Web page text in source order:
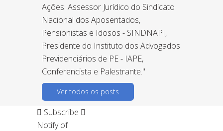
Ações. Assessor Jurídico do Sindicato
Nacional dos Aposentados,
Pensionistas e Idosos - SINDNAPI,
Presidente do Instituto dos Advogados
Previdenciários de PE - IAPE,
Conferencista e Palestrante."
Ver todos os posts
Subscribe
Notify of